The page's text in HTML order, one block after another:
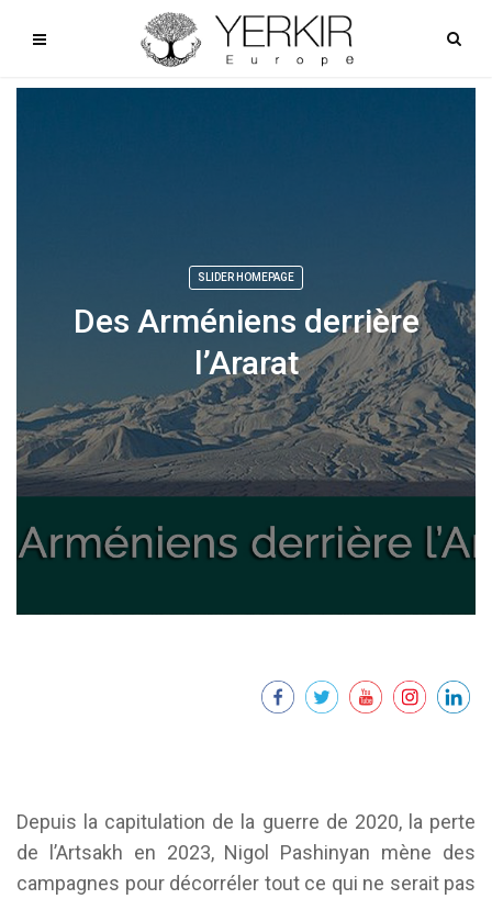
SLIDER HOMEPAGE
Des Arméniens derrière
l’Ararat
Depuis la capitulation de la guerre de 2020, la perte
de l’Artsakh en 2023, Nigol Pashinyan mène des
campagnes pour décorréler tout ce qui ne serait pas